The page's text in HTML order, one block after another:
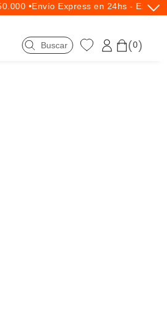
• Envío Express en 24hs -
0